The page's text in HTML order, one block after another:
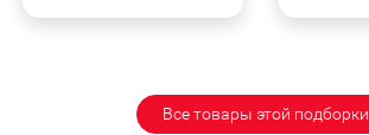
Все товары этой подборки